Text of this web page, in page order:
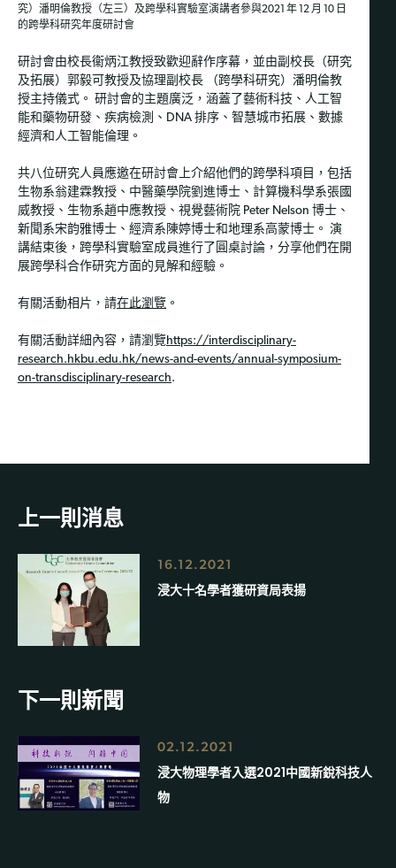
究）潘明倫教授（左三）及跨學科實驗室演講者參與2021 年 12 月 10 日
的跨學科研究年度研討會
研討會由校長衞炳江教授致歡迎辭作序幕，並由副校長（研究
及拓展）郭毅可教授及協理副校長 （跨學科研究）潘明倫教
授主持儀式。 研討會的主題廣泛，涵蓋了藝術科技、人工智
能和藥物研發、疾病檢測、DNA 排序、智慧城市拓展、數據
經濟和人工智能倫理。
共八位研究人員應邀在研討會上介紹他們的跨學科項目，包括
生物系翁建霖教授、中醫藥學院劉進博士、計算機科學系張國
威教授、生物系趙中應教授、視覺藝術院 Peter Nelson 博士、
新聞系宋韵雅博士、經濟系陳婷博士和地理系高蒙博士。 演
講結束後，跨學科實驗室成員進行了圓桌討論，分享他們在開
展跨學科合作研究方面的見解和經驗。
有關活動相片，請在此瀏覽 。
有關活動詳細內容，請瀏覽 https://interdisciplinary-
research.hkbu.edu.hk/news-and-events/annual-symposium-
on-transdisciplinary-research.
上一則消息
16.12.2021
浸大十名學者獲研資局表揚
下一則新聞
02.12.2021
浸大物理學者入選2021中國新銳科技人
物